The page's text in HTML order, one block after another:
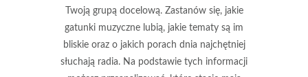
Twoją grupą docelową. Zastanów się, jakie
gatunki muzyczne lubią, jakie tematy są im
bliskie oraz o jakich porach dnia najchętniej
słuchają radia. Na podstawie tych informacji